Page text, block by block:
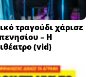
τραγούδι χάρισε
– Η
(vid)